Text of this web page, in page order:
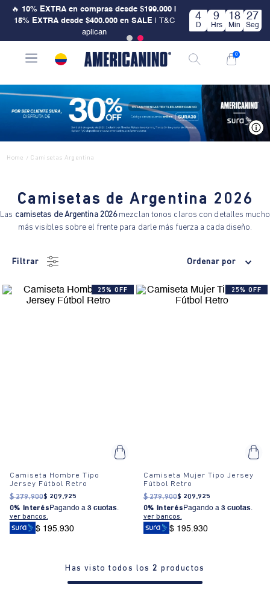
🔥 10% EXTRA en compras desde $199.000 |
15% EXTRA desde $400.000 en SALE| T&C
aplican
4
D
9
Hrs
18
Min
27
Seg
0
Home / Camisetas Argentina
Camisetas de Argentina 2026
Las camisetas de Argentina 2026mezclan tonos claros con detalles mucho
más visibles sobre el frente para darle más fuerza a cada diseño.
Filtrar Ordenar por
25% OFF
Camiseta Hombre Tipo
Jersey Fútbol Retro
$ 279.900$ 209.925
0% Interés Pagando a 3 cuotas.
ver bancos.
$ 195.930
25% OFF
Camiseta Mujer Tipo Jersey
Fútbol Retro
$ 279.900$ 209.925
0% Interés Pagando a 3 cuotas.
ver bancos.
$ 195.930
Has visto todos los2 productos